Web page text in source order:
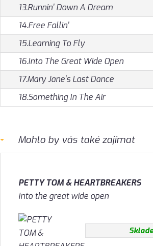
13.Runnin' Down A Dream
14.Free Fallin'
15.Learning To Fly
16.Into The Great Wide Open
17.Mary Jane's Last Dance
18.Something In The Air
Mohlo by vás také zajímat
PETTY TOM & HEARTBREAKERS
Into the great wide open